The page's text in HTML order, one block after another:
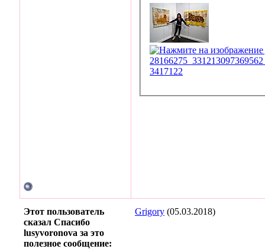
Этот пользователь
сказал Спасибо
lusyvoronova за это
полезное сообщение:
Grigory (05.03.2018)